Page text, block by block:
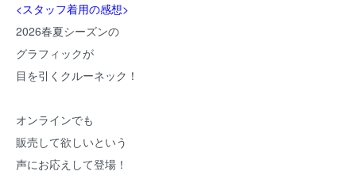
<スタッフ着用の感想>
2026春夏シーズンの
グラフィックが
目を引くクルーネック！
オンラインでも
販売して欲しいという
声にお応えして登場！